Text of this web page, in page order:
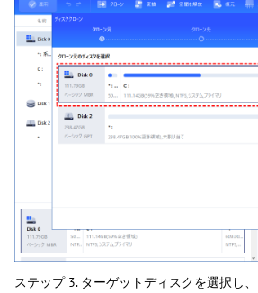
ステップ 3. ターゲットディスクを選択し